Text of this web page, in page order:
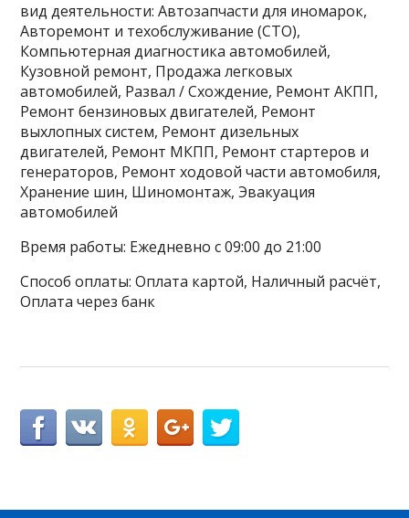
вид деятельности: Автозапчасти для иномарок,
Авторемонт и техобслуживание (СТО),
Компьютерная диагностика автомобилей,
Кузовной ремонт, Продажа легковых
автомобилей, Развал / Схождение, Ремонт АКПП,
Ремонт бензиновых двигателей, Ремонт
выхлопных систем, Ремонт дизельных
двигателей, Ремонт МКПП, Ремонт стартеров и
генераторов, Ремонт ходовой части автомобиля,
Хранение шин, Шиномонтаж, Эвакуация
автомобилей
Время работы: Ежедневно с 09:00 до 21:00
Способ оплаты: Оплата картой, Наличный расчёт,
Оплата через банк